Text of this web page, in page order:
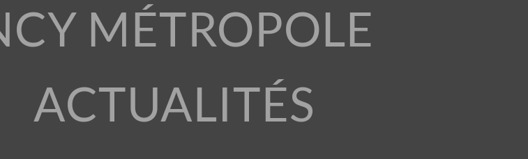
MÉTROPOLE
ACTUALITÉS